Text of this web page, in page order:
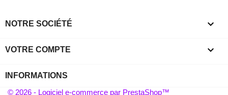
NOTRE SOCIÉTÉ 
VOTRE COMPTE 
INFORMATIONS
© 2026 - Logiciel e-commerce par PrestaShop™